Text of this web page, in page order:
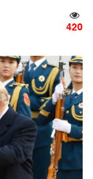
420